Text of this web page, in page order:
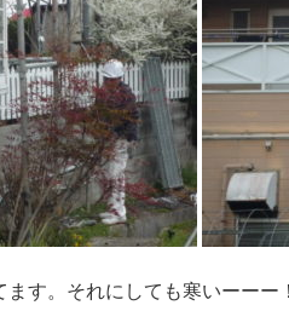
ます。それにしても寒いーーー